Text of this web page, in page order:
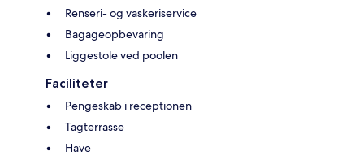
Renseri- og vaskeriservice
Bagageopbevaring
Liggestole ved poolen
Faciliteter
Pengeskab i receptionen
Tagterrasse
Have